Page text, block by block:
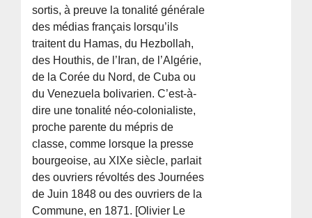
sortis, à preuve la tonalité générale
des médias français lorsqu’ils
traitent du Hamas, du Hezbollah,
des Houthis, de l’Iran, de l’Algérie,
de la Corée du Nord, de Cuba ou
du Venezuela bolivarien. C’est-à-
dire une tonalité néo-colonialiste,
proche parente du mépris de
classe, comme lorsque la presse
bourgeoise, au XIXe siècle, parlait
des ouvriers révoltés des Journées
de Juin 1848 ou des ouvriers de la
Commune, en 1871. [Olivier Le